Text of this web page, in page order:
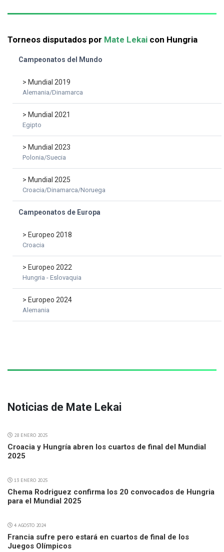
Torneos disputados por Mate Lekai con Hungria
Campeonatos del Mundo
> Mundial 2019
Alemania/Dinamarca
> Mundial 2021
Egipto
> Mundial 2023
Polonia/Suecia
> Mundial 2025
Croacia/Dinamarca/Noruega
Campeonatos de Europa
> Europeo 2018
Croacia
> Europeo 2022
Hungria - Eslovaquia
> Europeo 2024
Alemania
Noticias de Mate Lekai
28 ENERO 2025
Croacia y Hungría abren los cuartos de final del Mundial
2025
13 ENERO 2025
Chema Rodriguez confirma los 20 convocados de Hungria
para el Mundial 2025
4 AGOSTO 2024
Francia sufre pero estará en cuartos de final de los
Juegos Olímpicos